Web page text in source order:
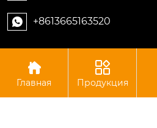
 +8613665163520
Авторское право©ООО Импорт

Главная

Продукция